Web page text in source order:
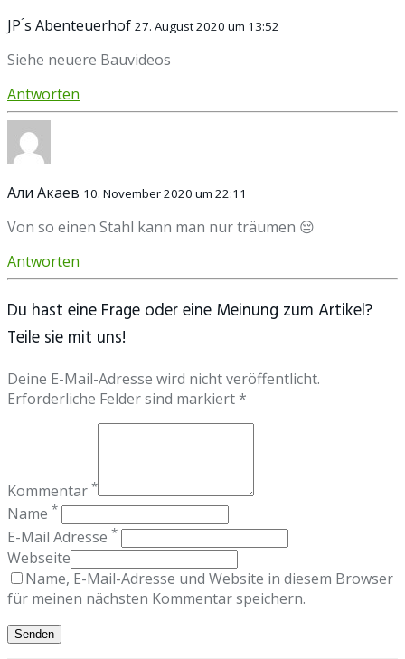
JP ́s Abenteuerhof 27. August 2020 um 13:52
Siehe neuere Bauvideos
Antworten
Али Акаев 10. November 2020 um 22:11
Von so einen Stahl kann man nur träumen 😔
Antworten
Du hast eine Frage oder eine Meinung zum Artikel?
Teile sie mit uns!
Deine E-Mail-Adresse wird nicht veröffentlicht.
Erforderliche Felder sind markiert *
Kommentar *
Name *
E-Mail Adresse *
Webseite
Name, E-Mail-Adresse und Website in diesem Browser
für meinen nächsten Kommentar speichern.